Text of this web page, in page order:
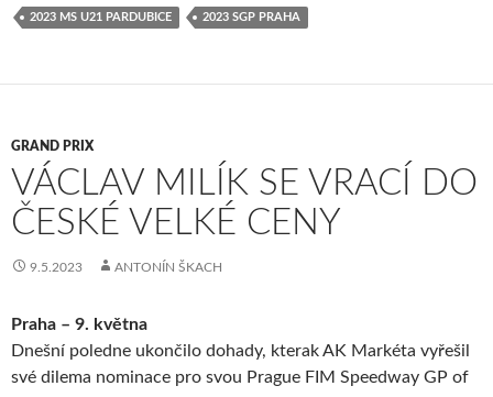
2023 MS U21 PARDUBICE 2023 SGP PRAHA
GRAND PRIX
VÁCLAV MILÍK SE VRACÍ DO
ČESKÉ VELKÉ CENY
9.5.2023 ANTONÍN ŠKACH
Praha – 9. května
Dnešní poledne ukončilo dohady, kterak AK Markéta vyřešil
své dilema nominace pro svou Prague FIM Speedway GP of